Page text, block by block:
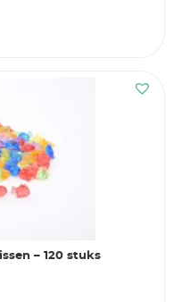
– 120 stuks